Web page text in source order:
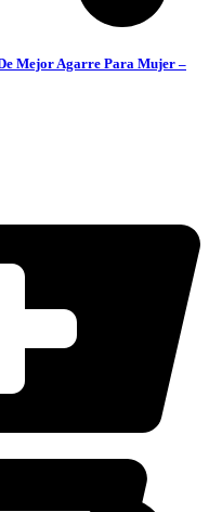
Mejor Agarre Para Mujer –